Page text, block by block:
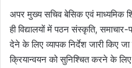
अपर मुख्य सचिव बेसिक एवं माध्यमिक
ही विद्यालयों में पठन संस्कृति, समाचार-
देने के लिए व्यापक निर्देश जारी किए
क्रियान्वयन को सुनिश्चित करने के